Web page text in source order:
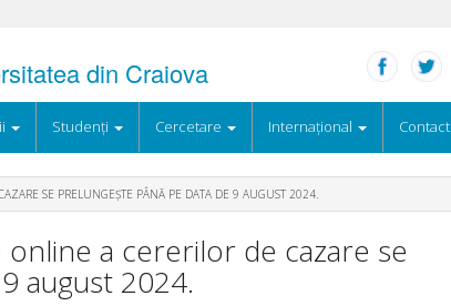
din Craiova
Studenți Cercetare Internațional Contact
SE PRELUNGEȘTE PÂNĂ PE DATA DE 9 AUGUST 2024.
a cererilor de cazare se
august 2024.